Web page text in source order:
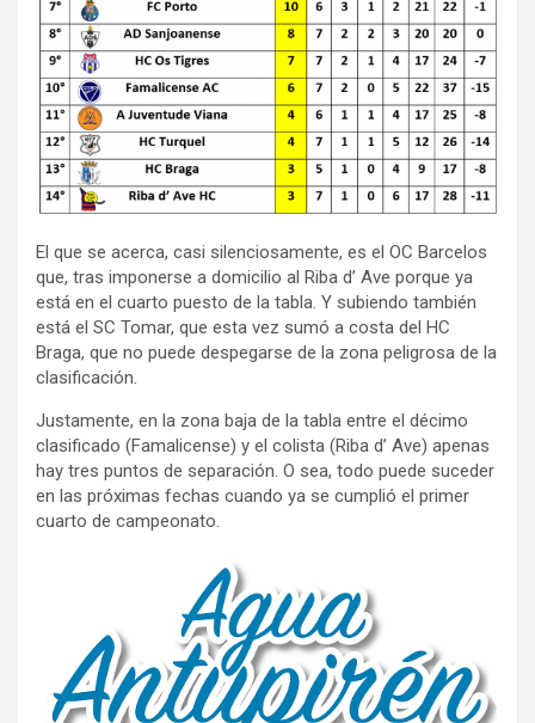
El que se acerca, casi silenciosamente, es el OC Barcelos
que, tras imponerse a domicilio al Riba d’ Ave porque ya
está en el cuarto puesto de la tabla. Y subiendo también
está el SC Tomar, que esta vez sumó a costa del HC
Braga, que no puede despegarse de la zona peligrosa de la
clasificación.
Justamente, en la zona baja de la tabla entre el décimo
clasificado (Famalicense) y el colista (Riba d’ Ave) apenas
hay tres puntos de separación. O sea, todo puede suceder
en las próximas fechas cuando ya se cumplió el primer
cuarto de campeonato.